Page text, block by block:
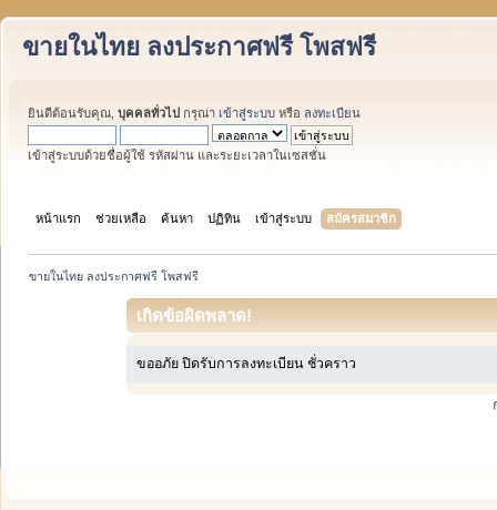
ขายในไทย ลงประกาศฟรี โพสฟรี
ยินดีต้อนรับคุณ, บุคคลทั่วไป กรุณา เข้าสู่ระบบ หรือ ลงทะเบียน
เข้าสู่ระบบด้วยชื่อผู้ใช้ รหัสผ่าน และระยะเวลาในเซสชั่น
หน้าแรก ช่วยเหลือ ค้นหา ปฏิทิน เข้าสู่ระบบ สมัครสมาชิก
ขายในไทย ลงประกาศฟรี โพสฟรี
เกิดข้อผิดพลาด!
ขออภัย ปิดรับการลงทะเบียน ชั่วคราว